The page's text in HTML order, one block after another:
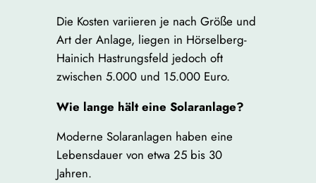
Die Kosten variieren je nach Größe und
Art der Anlage, liegen in Hörselberg-
Hainich Hastrungsfeld jedoch oft
zwischen 5.000 und 15.000 Euro.
Wie lange hält eine Solaranlage?
Moderne Solaranlagen haben eine
Lebensdauer von etwa 25 bis 30
Jahren.